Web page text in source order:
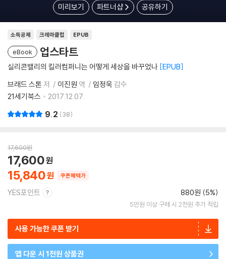
미리보기 파트너샵 공유하기
소득공제 크레마클럽 EPUB
eBook 업스타트
실리콘밸리의 킬러컴퍼니는 어떻게 세상을 바꾸었나 EPUB
브래드 스톤 저 이진원 역 임정욱 감수
21세기북스
2017.12.07.
9.2 38
17,600원
15,840
17,600
쿠폰혜택가
YES포인트 880원 (5%)
5만원 이상 구매 시 2천원 추가 적립
사용 가능한 쿠폰 받기
앱 다운 시 1천원 상품권